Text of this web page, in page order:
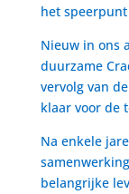
het
Nieuw in ons
duurzame
vervolg van
klaar voor de
Na enkele
belangrijke